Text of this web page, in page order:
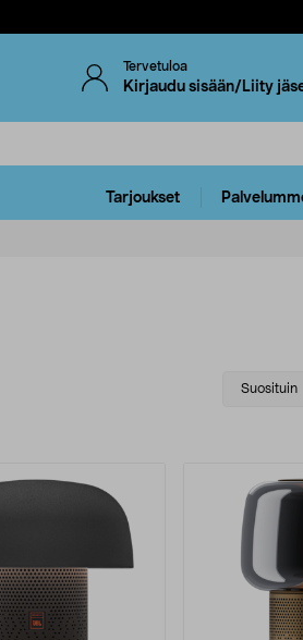
Tervetuloa
Kirjaudu sisään/Liity
Tarjoukset
Select
Suosituin